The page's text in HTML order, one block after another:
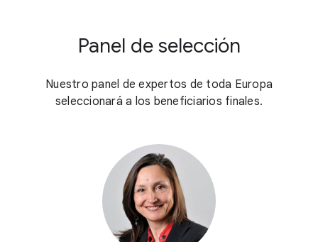
Panel de selección
Nuestro panel de expertos de toda Europa
seleccionará a los beneficiarios finales.